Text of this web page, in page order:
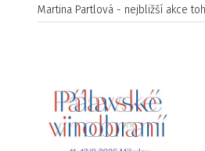
Martina Partlová - nejbližší akce